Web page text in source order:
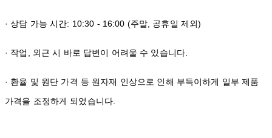
· 상담 가능 시간: 10:30 - 16:00 (주말, 공휴일 제외)
· 작업, 외근 시 바로 답변이 어려울 수 있습니다.
· 환율 및 원단 가격 등 원자재 인상으로 인해 부득이하게 일부 제품
가격을 조정하게 되었습니다.